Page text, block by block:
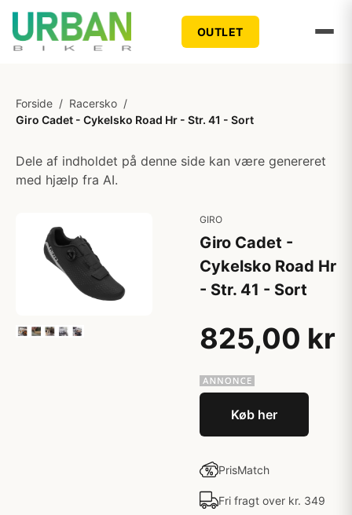
OUTLET
Forside / Racersko /
Giro Cadet - Cykelsko Road Hr - Str. 41 - Sort
Dele af indholdet på denne side kan være genereret
med hjælp fra AI.
GIRO
Giro Cadet -
Cykelsko Road Hr
- Str. 41 - Sort
825,00 kr
Køb her
PrisMatch
Fri fragt over kr. 349